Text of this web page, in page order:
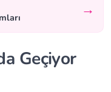
→
Geçiyor